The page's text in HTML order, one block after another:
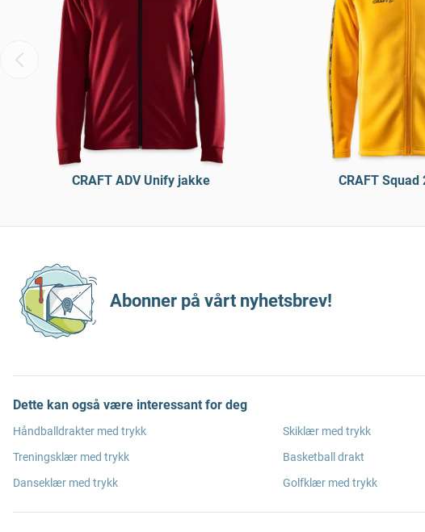
CRAFT ADV Unify jakke CRAFT
Abonner på vårt nyhetsbrev!
Dette kan også være interessant for deg
Håndballdrakter med trykk
Treningsklær med trykk
Danseklær med trykk
Skiklær med trykk
Basketball drakt
Golfklær med trykk